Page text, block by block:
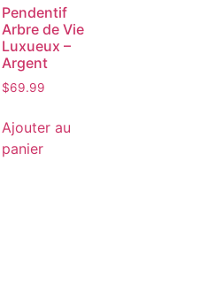
Pendentif
Arbre de Vie
Luxueux –
Argent
$69.99
Ajouter au
panier